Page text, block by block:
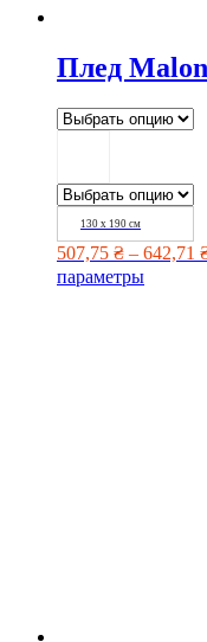
Плед
130 х 190 см
507,75 ₴ – 642,71
параметры